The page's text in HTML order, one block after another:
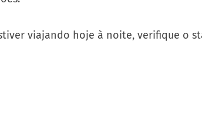
viajando hoje à noite, verifique o